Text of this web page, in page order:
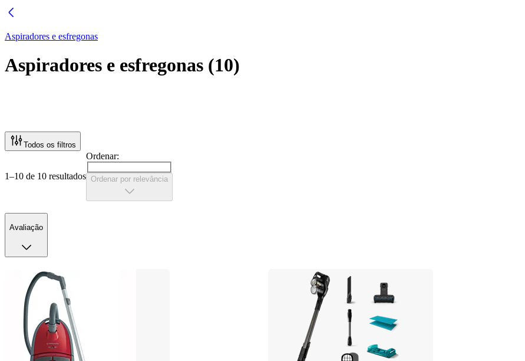
Aspiradores e esfregonas
Aspiradores e esfregonas (10)
Todos os filtros
1–10 de 10 resultados
Ordenar:
Ordenar por relevância
Avaliação